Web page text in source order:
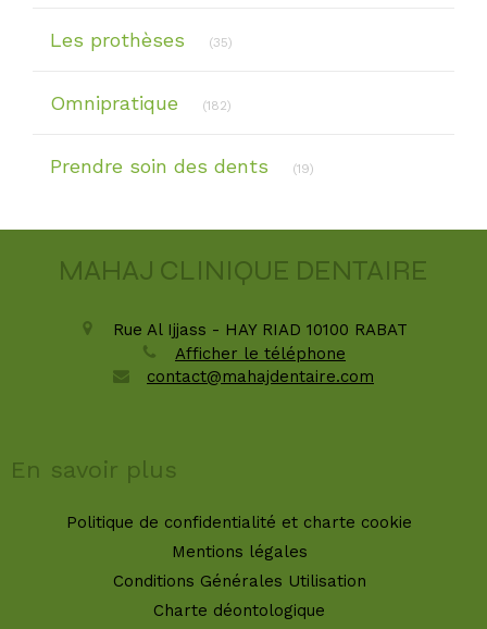
Les prothèses (35)
Omnipratique (182)
Prendre soin des dents (19)
MAHAJ CLINIQUE DENTAIRE
Rue Al Ijjass - HAY RIAD 10100 RABAT
Afficher le téléphone
contact@mahajdentaire.com
En savoir plus
Politique de confidentialité et charte cookie
Mentions légales
Conditions Générales Utilisation
Charte déontologique